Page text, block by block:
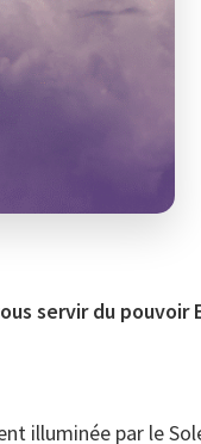
servir du pouvoir
illuminée par le